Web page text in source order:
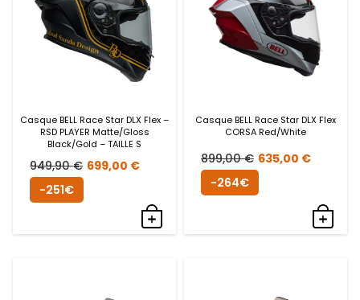
Casque BELL Race Star DLX Flex –
RSD PLAYER Matte/Gloss
Black/Gold – TAILLE S
949,90€ Le
était :
699,00 €Le
actuel
est :
-251€
Casque BELL Race Star DLX Flex
CORSA Red/White
899,00€ Le
prix
635,00 €Le
est :
-264€